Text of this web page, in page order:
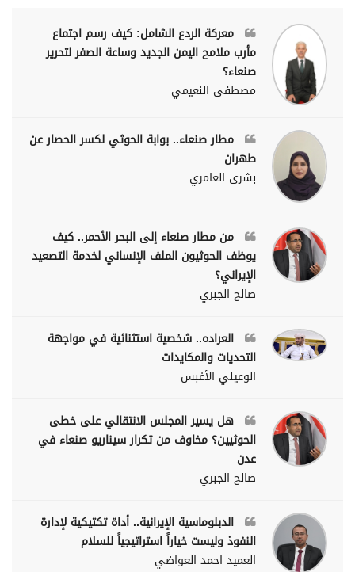
معركة الردع الشامل: كيف رسم اجتماع
مأرب ملامح اليمن الجديد وساعة الصفر لتحرير
صنعاء؟
مصطفى النعيمي
مطار صنعاء.. بوابة الحوثي لكسر الحصار عن
طهران
بشرى العامري
من مطار صنعاء إلى البحر الأحمر.. كيف
يوظف الحوثيون الملف الإنساني لخدمة التصعيد
الإيراني؟
صالح الجبري
العراده.. شخصية استثنائية في مواجهة
التحديات والمكايدات
الوعيلي الأغبس
هل يسير المجلس الانتقالي على خطى
الحوثيين؟ مخاوف من تكرار سيناريو صنعاء في
عدن
صالح الجبري
الدبلوماسية الإيرانية.. أداة تكتيكية لإدارة
النفوذ وليست خياراً استراتيجياً للسلام
العميد احمد العواضي